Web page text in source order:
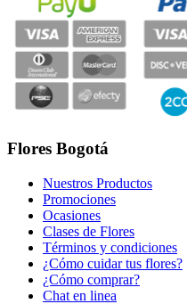
Flores Bogotá
Nuestros Productos
Promociones
Ocasiones
Clases de Flores
Términos y condiciones
¿Cómo cuidar tus flores?
¿Cómo comprar?
Chat en linea